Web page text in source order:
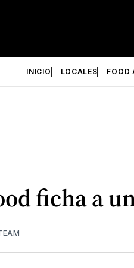
INICIO LOCALES FOOD
ficha a